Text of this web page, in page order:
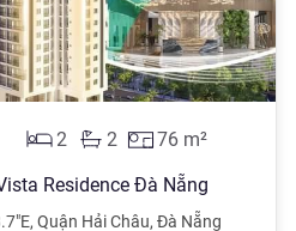
76 m²
2
2
Residence Đà Nẵng
, Quận Hải Châu, Đà Nẵng